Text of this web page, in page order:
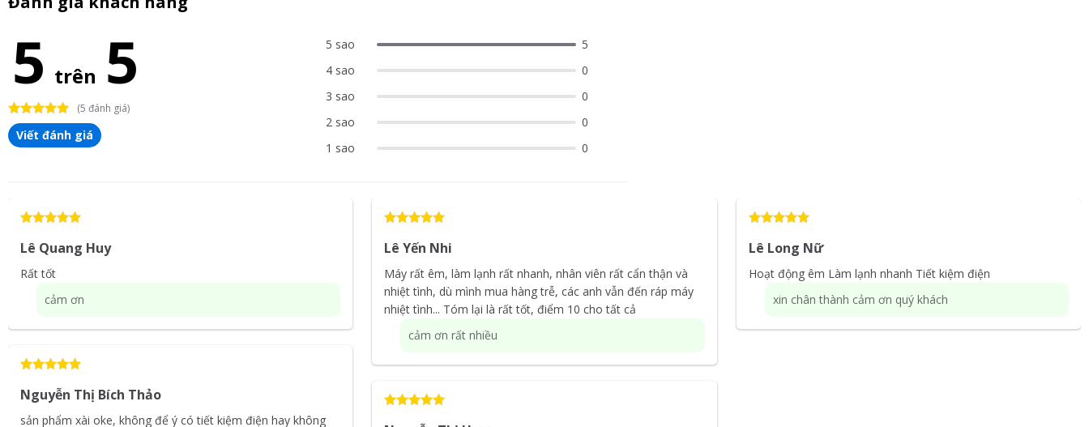
5 trên 5
(5 đánh giá)
Viết đánh giá
5 sao
5
4 sao
0
3 sao
0
2 sao
0
1 sao
0
Lê Quang Huy
Rất tốt
cảm ơn
Nguyễn Thị Bích Thảo
sản phẩm xài oke, không để ý có tiết kiệm điện hay không
Lê Yến Nhi
Máy rất êm, làm lạnh rất nhanh, nhân viên rất cẩn thận và
nhiệt tình, dù mình mua hàng trễ, các anh vẫn đến ráp máy
nhiệt tình... Tóm lại là rất tốt, điểm 10 cho tất cả
cảm ơn rất nhiều
Lê Long Nữ
Hoạt động êm Làm lạnh nhanh Tiết kiệm điện
xin chân thành cảm ơn quý khách